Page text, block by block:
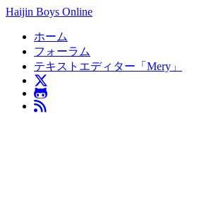
Haijin Boys Online
ホーム
フォーラム
テキストエディター「Mery」